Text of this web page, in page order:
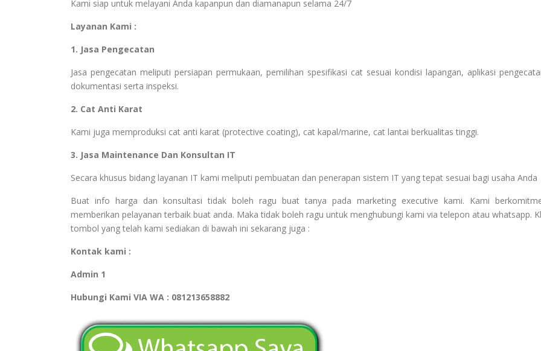
Kami siap untuk melayani Anda kapanpun dan diamanapun selama 24/7
Layanan Kami :
1. Jasa Pengecatan
Jasa pengecatan meliputi persiapan permukaan, pemilihan spesifikasi cat sesuai kondisi lapangan, aplikasi
dokumentasi serta inspeksi.
2. Cat Anti Karat
Kami juga memproduksi cat anti karat (protective coating), cat kapal/marine, cat lantai berkualitas tinggi.
3. Jasa Maintenance Dan Konsultan IT
Secara khusus bidang layanan IT kami meliputi pembuatan dan penerapan sistem IT yang tepat sesuai bagi usaha Anda
Buat info harga dan konsultasi tidak boleh ragu buat tanya pada marketing executive kami. Kami
memberikan pelayanan terbaik buat anda. Maka tidak boleh ragu untuk menghubungi kami via telepon atau whatsapp.
tombol yang telah kami sediakan di bawah ini sekarang juga :
Kontak kami :
Admin 1
Hubungi Kami VIA WA : 081213658882